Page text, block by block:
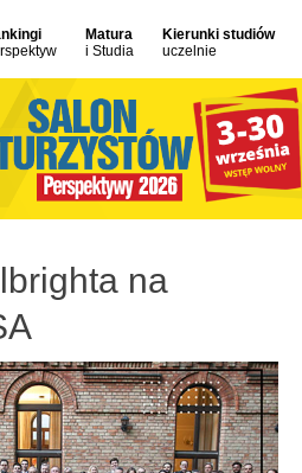
Matura
i Studia
Kierunki studiów
uczelnie
na